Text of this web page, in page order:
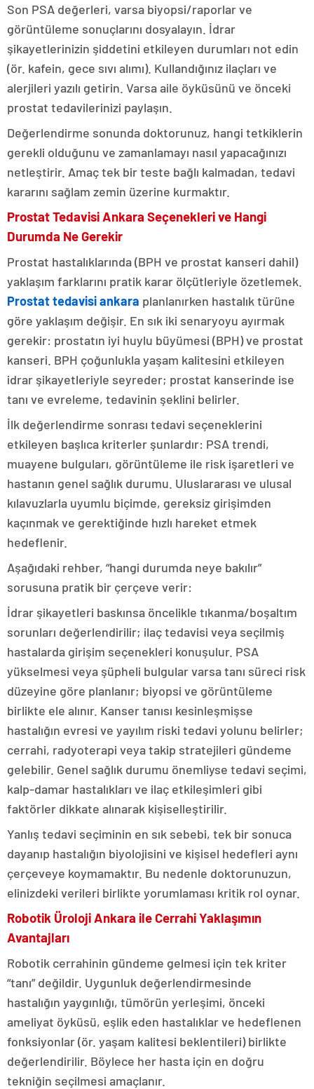
Son PSA değerleri, varsa biyopsi/raporlar ve
görüntüleme sonuçlarını dosyalayın. İdrar
şikayetlerinizin şiddetini etkileyen durumları not edin
(ör. kafein, gece sıvı alımı). Kullandığınız ilaçları ve
alerjileri yazılı getirin. Varsa aile öyküsünü ve önceki
prostat tedavilerinizi paylaşın.
Değerlendirme sonunda doktorunuz, hangi tetkiklerin
gerekli olduğunu ve zamanlamayı nasıl yapacağınızı
netleştirir. Amaç tek bir teste bağlı kalmadan, tedavi
kararını sağlam zemin üzerine kurmaktır.
Prostat Tedavisi Ankara Seçenekleri ve Hangi
Durumda Ne Gerekir
Prostat hastalıklarında (BPH ve prostat kanseri dahil)
yaklaşım farklarını pratik karar ölçütleriyle özetlemek.
Prostat tedavisi ankara planlanırken hastalık türüne
göre yaklaşım değişir. En sık iki senaryoyu ayırmak
gerekir: prostatın iyi huylu büyümesi (BPH) ve prostat
kanseri. BPH çoğunlukla yaşam kalitesini etkileyen
idrar şikayetleriyle seyreder; prostat kanserinde ise
tanı ve evreleme, tedavinin şeklini belirler.
İlk değerlendirme sonrası tedavi seçeneklerini
etkileyen başlıca kriterler şunlardır: PSA trendi,
muayene bulguları, görüntüleme ile risk işaretleri ve
hastanın genel sağlık durumu. Uluslararası ve ulusal
kılavuzlarla uyumlu biçimde, gereksiz girişimden
kaçınmak ve gerektiğinde hızlı hareket etmek
hedeflenir.
Aşağıdaki rehber, “hangi durumda neye bakılır”
sorusuna pratik bir çerçeve verir:
İdrar şikayetleri baskınsa öncelikle tıkanma/boşaltım
sorunları değerlendirilir; ilaç tedavisi veya seçilmiş
hastalarda girişim seçenekleri konuşulur. PSA
yükselmesi veya şüpheli bulgular varsa tanı süreci risk
düzeyine göre planlanır; biyopsi ve görüntüleme
birlikte ele alınır. Kanser tanısı kesinleşmişse
hastalığın evresi ve yayılım riski tedavi yolunu belirler;
cerrahi, radyoterapi veya takip stratejileri gündeme
gelebilir. Genel sağlık durumu önemliyse tedavi seçimi,
kalp-damar hastalıkları ve ilaç etkileşimleri gibi
faktörler dikkate alınarak kişiselleştirilir.
Yanlış tedavi seçiminin en sık sebebi, tek bir sonuca
dayanıp hastalığın biyolojisini ve kişisel hedefleri aynı
çerçeveye koymamaktır. Bu nedenle doktorunuzun,
elinizdeki verileri birlikte yorumlaması kritik rol oynar.
Robotik Üroloji Ankara ile Cerrahi Yaklaşımın
Avantajları
Robotik cerrahinin gündeme gelmesi için tek kriter
“tanı” değildir. Uygunluk değerlendirmesinde
hastalığın yaygınlığı, tümörün yerleşimi, önceki
ameliyat öyküsü, eşlik eden hastalıklar ve hedeflenen
fonksiyonlar (ör. yaşam kalitesi beklentileri) birlikte
değerlendirilir. Böylece her hasta için en doğru
tekniğin seçilmesi amaçlanır.